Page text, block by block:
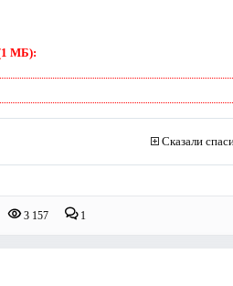
МБ):
Сказали
3 157 1